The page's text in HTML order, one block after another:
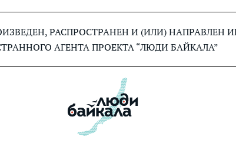
РАСПРОСТРАНЕН И (ИЛИ)
АГЕНТА ПРОЕКТА “ЛЮДИ БАЙКАЛА”